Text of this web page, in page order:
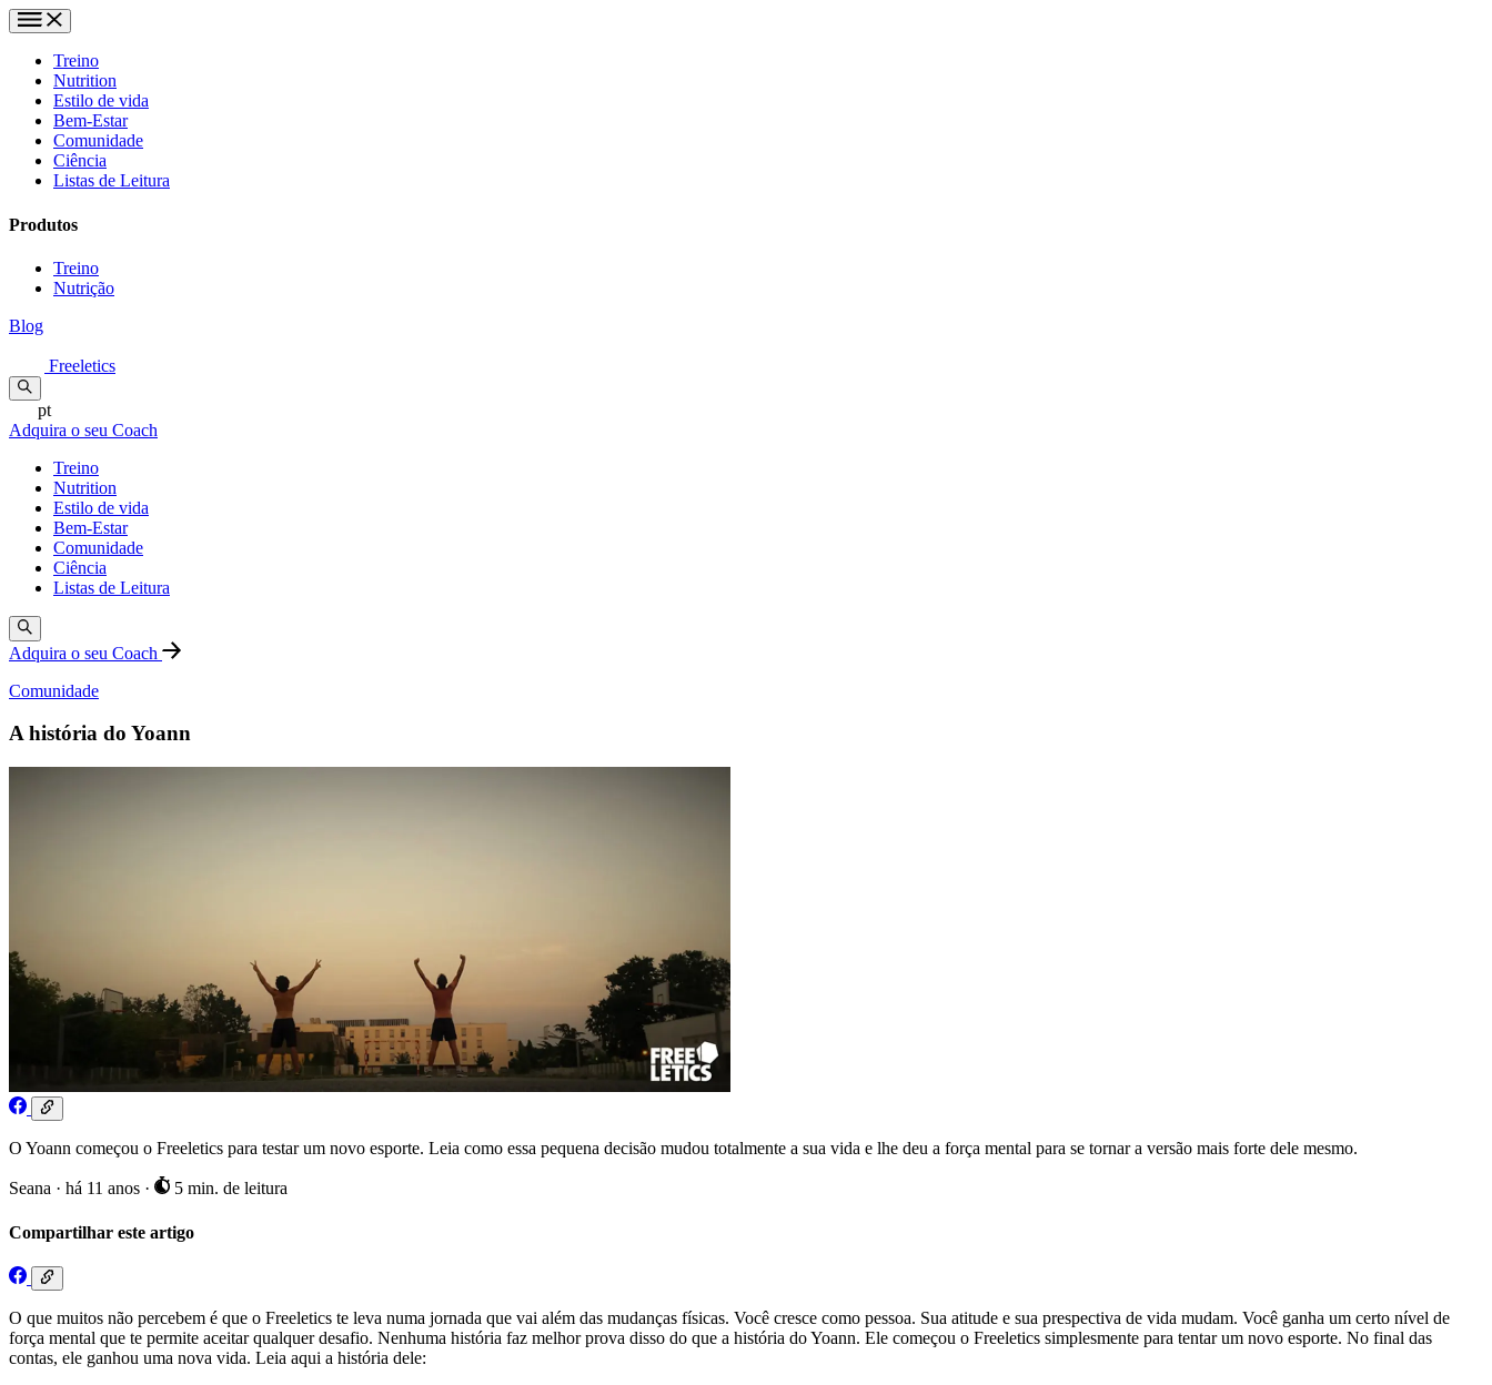
Treino
Nutrition
Estilo de vida
Bem-Estar
Comunidade
Ciência
Listas de Leitura
Produtos
Treino
Nutrição
Blog
Freeletics
pt
Adquira o seu Coach
Treino
Nutrition
Estilo de vida
Bem-Estar
Comunidade
Ciência
Listas de Leitura
Adquira o seu Coach
Comunidade
A história do Yoann
O Yoann começou o Freeletics para testar um novo esporte. Leia como essa pequena decisão mudou totalmente a sua vida e lhe deu a força mental para se tornar a versão mais forte dele mesmo.
Seana · há 11 anos · 5 min. de leitura
Compartilhar este artigo
O que muitos não percebem é que o Freeletics te leva numa jornada que vai além das mudanças físicas. Você cresce como pessoa. Sua atitude e sua prespectiva de vida mudam. Você ganha um certo nível de
força mental que te permite aceitar qualquer desafio. Nenhuma história faz melhor prova disso do que a história do Yoann. Ele começou o Freeletics simplesmente para tentar um novo esporte. No final das
contas, ele ganhou uma nova vida. Leia aqui a história dele: